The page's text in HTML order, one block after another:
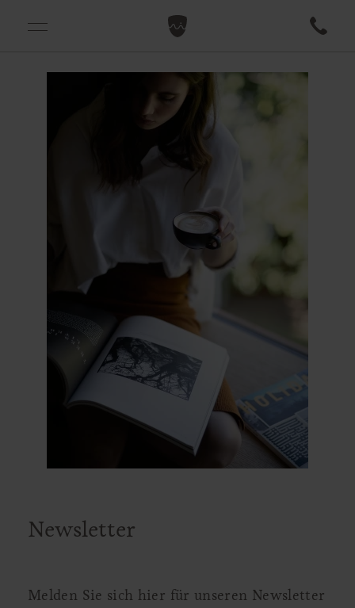
Newsletter
Melden Sie sich hier für unseren Newsletter